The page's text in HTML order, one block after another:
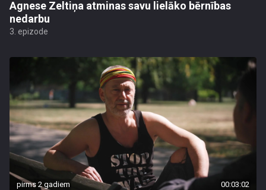
Agnese Zeltiņa atminas savu lielāko bērnības
nedarbu
3. epizode
pirms 2 gadiem 00:03:02